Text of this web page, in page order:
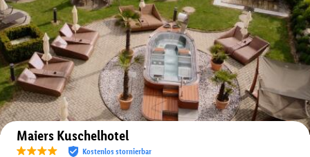
Auf der Karte anzeigen
Maiers Kuschelhotel
Kostenlos stornierbar